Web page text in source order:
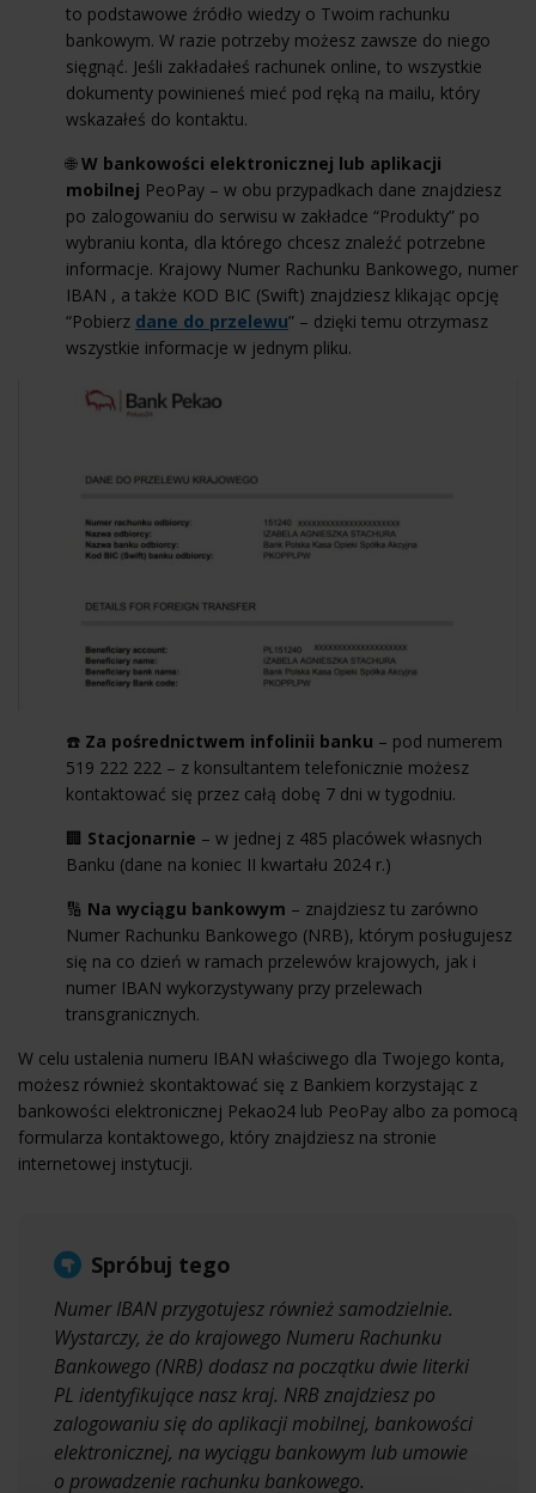
to podstawowe źródło wiedzy o Twoim rachunku
bankowym. W razie potrzeby możesz zawsze do niego
sięgnąć. Jeśli zakładałeś rachunek online, to wszystkie
dokumenty powinieneś mieć pod ręką na mailu, który
wskazałeś do kontaktu.
🌐W bankowości elektronicznej lub aplikacji
mobilnej PeoPay – w obu przypadkach dane znajdziesz
po zalogowaniu do serwisu w zakładce “Produkty” po
wybraniu konta, dla którego chcesz znaleźć potrzebne
informacje. Krajowy Numer Rachunku Bankowego, numer
IBAN , a także KOD BIC (Swift) znajdziesz klikając opcję
“Pobierz dane do przelewu” – dzięki temu otrzymasz
wszystkie informacje w jednym pliku.
☎️ Za pośrednictwem infolinii banku – pod numerem
519 222 222 – z konsultantem telefonicznie możesz
kontaktować się przez całą dobę 7 dni w tygodniu.
🏢 Stacjonarnie – w jednej z 485 placówek własnych
Banku (dane na koniec II kwartału 2024 r.)
🔢 Na wyciągu bankowym – znajdziesz tu zarówno
Numer Rachunku Bankowego (NRB), którym posługujesz
się na co dzień w ramach przelewów krajowych, jak i
numer IBAN wykorzystywany przy przelewach
transgranicznych.
W celu ustalenia numeru IBAN właściwego dla Twojego konta,
możesz również skontaktować się z Bankiem korzystając z
bankowości elektronicznej Pekao24 lub PeoPay albo za pomocą
formularza kontaktowego, który znajdziesz na stronie
internetowej instytucji.
Spróbuj tego
Numer IBAN przygotujesz również samodzielnie.
Wystarczy, że do krajowego Numeru Rachunku
Bankowego (NRB) dodasz na początku dwie literki
PL identyfikujące nasz kraj. NRB znajdziesz po
zalogowaniu się do aplikacji mobilnej, bankowości
elektronicznej, na wyciągu bankowym lub umowie
o prowadzenie rachunku bankowego.